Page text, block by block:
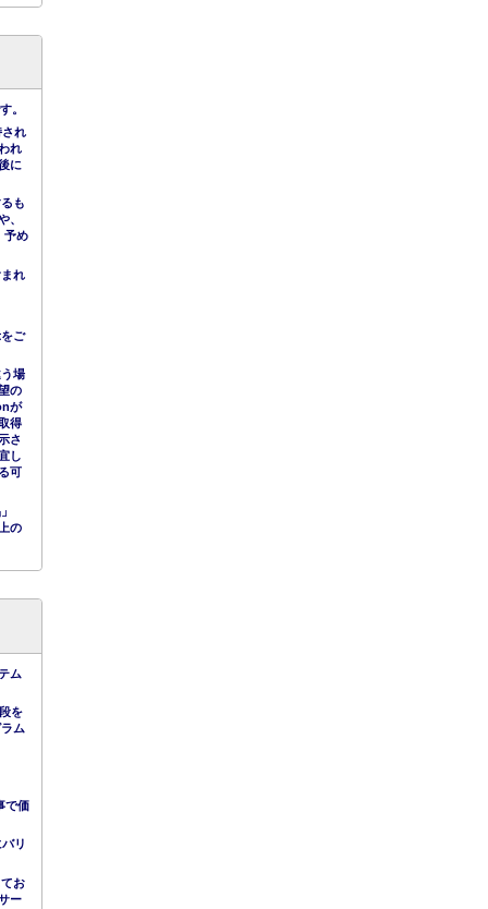
。
れ
れ
に
も
、
予め
れ
ご
場
の
が
得
さ
し
可
の
ム
を
ム
で価
リ
お
ー